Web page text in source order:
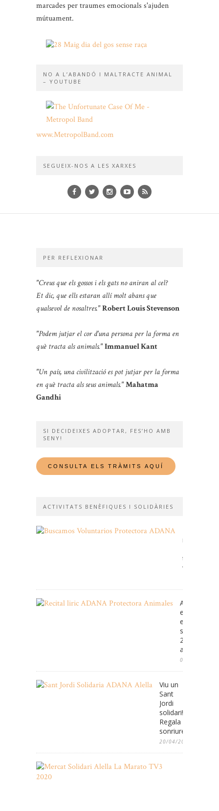
marcades per traumes emocionals s'ajuden
mútuament.
NO A L’ABANDÓ I MALTRACTE ANIMAL
– YOUTUBE
www.MetropolBand.com
SEGUEIX-NOS A LES XARXES
PER REFLEXIONAR
"Creus que els gossos i els gats no aniran al cel?
Et dic, que ells estaran allí molt abans que
qualsevol de nosaltres."Robert Louis Stevenson
"Podem jutjar el cor d'una persona per la forma en
què tracta als animals."Immanuel Kant
"Un país, una civilització es pot jutjar per la forma
en què tracta als seus animals."Mahatma
Gandhi
SI DECIDEIXES ADOPTAR, FES’HO AMB
SENY!
ACTIVITATS BENÈFIQUES I SOLIDÀRIES
te
voluntari!
ADANA
enguany
el
seu
25e
aniversari
08/05/2025
Viu un
Sant
Jordi
solidari!
Regala
sonriures!
20/04/2022